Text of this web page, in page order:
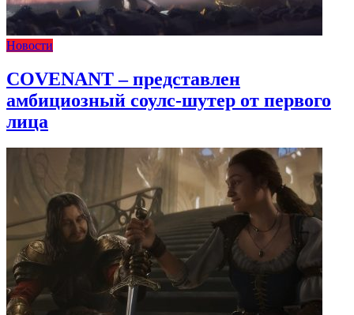
Новости
COVENANT – представлен
амбициозный соулс-шутер от первого
лица